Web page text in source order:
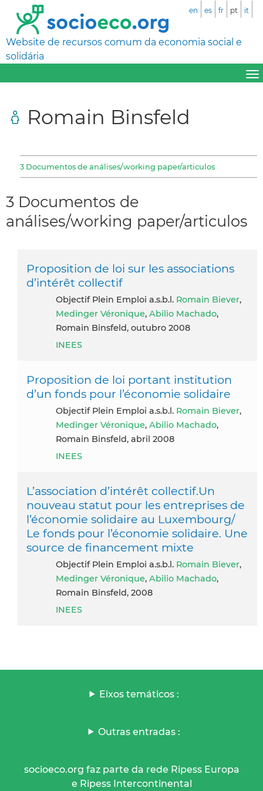
Website de recursos comum da economia social e
solidária
en es fr pt it
Romain Binsfeld
3 Documentos de análises/working paper/articulos
3 Documentos de
análises/working paper/articulos
Proposition de loi sur les associations
d’intérêt collectif
Objectif Plein Emploi a.s.b.l. Romain Biever,
Medinger Véronique, Abilio Machado,
Romain Binsfeld, outubro 2008
INEES
Proposition de loi portant institution
d’un fonds pour l’économie solidaire
Objectif Plein Emploi a.s.b.l. Romain Biever,
Medinger Véronique, Abilio Machado,
Romain Binsfeld, abril 2008
INEES
L’association d’intérêt collectif.Un
nouveau statut pour les entreprises de
l’économie solidaire au Luxembourg/
Le fonds pour l’économie solidaire. Une
source de financement mixte
Objectif Plein Emploi a.s.b.l. Romain Biever,
Medinger Véronique, Abilio Machado,
Romain Binsfeld, 2008
INEES
Eixos temáticos :
Outras entradas :
socioeco.org faz parte da rede Ripess Europa
e Ripess Intercontinental